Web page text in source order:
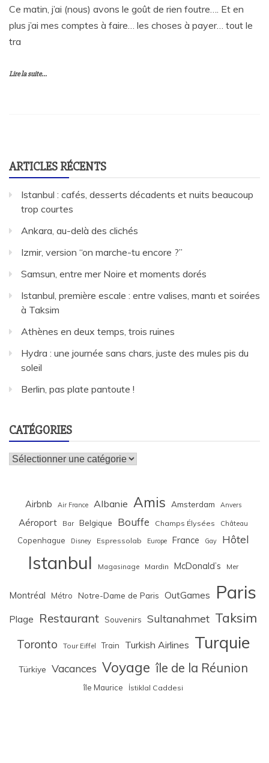
Ce matin, j’ai (nous) avons le goût de rien foutre…. Et en
plus j’ai mes comptes à faire… les choses à payer… tout le
tra
Lire la suite...
ARTICLES RÉCENTS
Istanbul : cafés, desserts décadents et nuits beaucoup
trop courtes
Ankara, au-delà des clichés
Izmir, version “on marche-tu encore ?”
Samsun, entre mer Noire et moments dorés
Istanbul, première escale : entre valises, mantı et soirées
à Taksim
Athènes en deux temps, trois ruines
Hydra : une journée sans chars, juste des mules pis du
soleil
Berlin, pas plate pantoute !
CATÉGORIES
Catégories
Airbnb Air France Albanie Amis Amsterdam Anvers
Aéroport Bar Belgique Bouffe Champs Élysées Château
Copenhague Disney Espressolab Europe France Gay Hôtel
Istanbul Magasinage Mardin McDonald’s Mer
Montréal Métro Notre-Dame de Paris OutGames Paris
Plage Restaurant Souvenirs Sultanahmet Taksim
Toronto Tour Eiffel Train Turkish Airlines Turquie
Türkiye Vacances Voyage île de la Réunion
île Maurice İstiklal Caddesi